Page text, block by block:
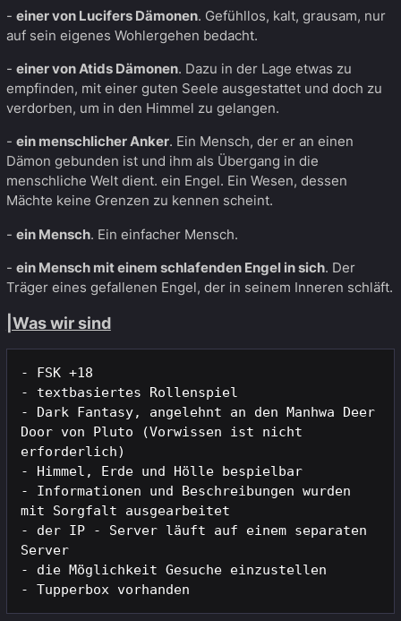
- einer von Lucifers Dämonen. Gefühllos, kalt, grausam, nur
auf sein eigenes Wohlergehen bedacht.
- einer von Atids Dämonen. Dazu in der Lage etwas zu
empfinden, mit einer guten Seele ausgestattet und doch zu
verdorben, um in den Himmel zu gelangen.
- ein menschlicher Anker. Ein Mensch, der er an einen
Dämon gebunden ist und ihm als Übergang in die
menschliche Welt dient. ein Engel. Ein Wesen, dessen
Mächte keine Grenzen zu kennen scheint.
- ein Mensch. Ein einfacher Mensch.
- ein Mensch mit einem schlafenden Engel in sich. Der
Träger eines gefallenen Engel, der in seinem Inneren schläft.
|Was wir sind
- FSK +18
- textbasiertes Rollenspiel
- Dark Fantasy, angelehnt an den Manhwa Deer
Door von Pluto (Vorwissen ist nicht
erforderlich)
- Himmel, Erde und Hölle bespielbar
- Informationen und Beschreibungen wurden
mit Sorgfalt ausgearbeitet
- der IP - Server läuft auf einem separaten
Server
- die Möglichkeit Gesuche einzustellen